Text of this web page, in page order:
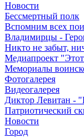
Новости
Бессмертный полк
Вспомним всех
Владимирцы -
Никто не забыт,
Медиапроект
Мемориалы
Фотогалерея
Видеогалерея
Диктор Левитан -
Патриотический
Новости
Город